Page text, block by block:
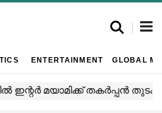
ENTERTAINMENT GLOBAL